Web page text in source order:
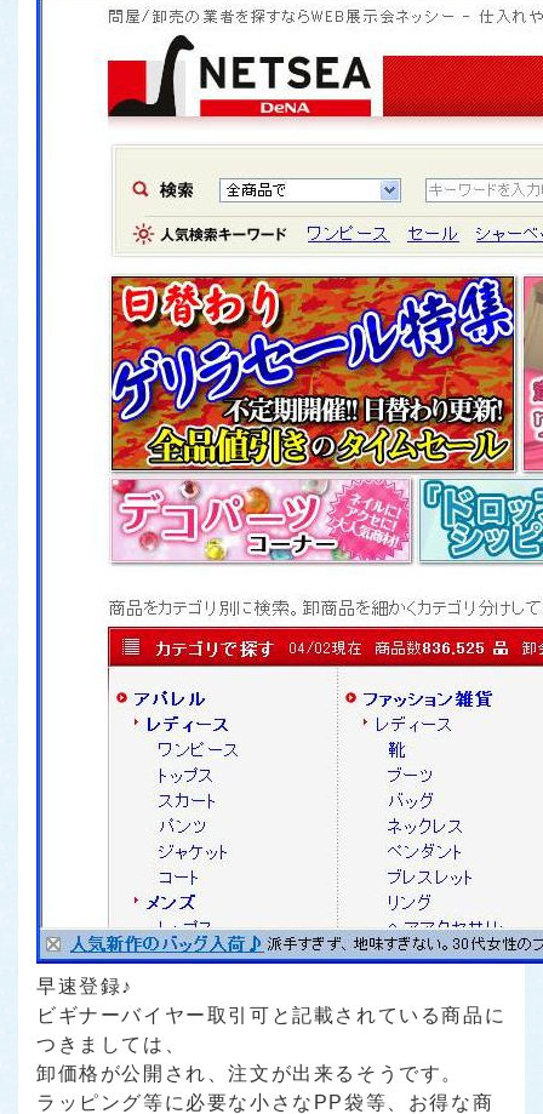
早速登録♪
ビギナーバイヤー取引可と記載されている商品に
つきましては、
卸価格が公開され、注文が出来るそうです。
ラッピング等に必要な小さなPP袋等、お得な商